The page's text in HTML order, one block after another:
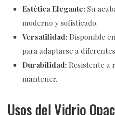
Estética Elegante:Su
moderno y sofisticado.
Versatilidad:Disponible
para adaptarse a
Durabilidad:Resistente a
mantener.
Usos del Vidrio